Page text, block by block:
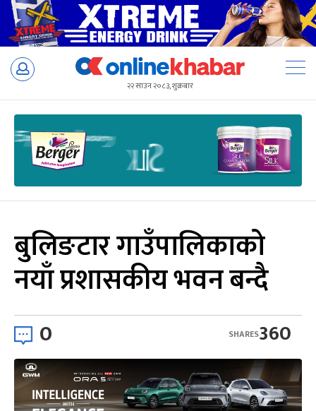
Skip
२२ साउन २०८३, शुक्रबार
बुलिङटार गाउँपालिकाको
नयाँ प्रशासकीय भवन बन्दै
0 360
SHARES